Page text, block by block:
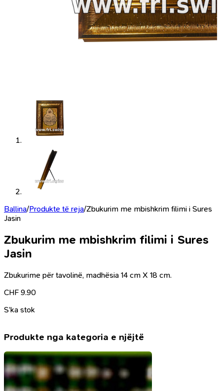
Ballina/Produkte të reja/Zbukurim me mbishkrim filimi i Sures
Jasin
Zbukurim me mbishkrim filimi i Sures
Jasin
Zbukurime për tavolinë, madhësia 14 cm X 18 cm.
CHF 9.90
S’ka stok
Produkte nga kategoria e njëjtë